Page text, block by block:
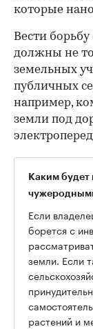
которые
Вести
должны не
земельных
публичных
например,
земли под
Каким будет
Если
борется с
земли. Если
растений и